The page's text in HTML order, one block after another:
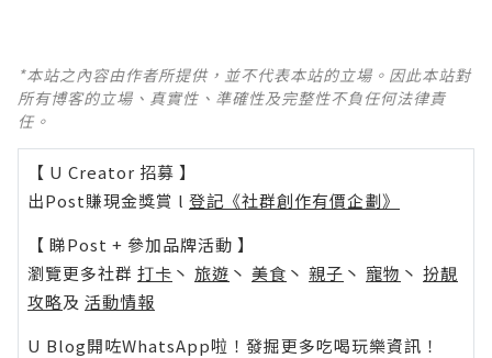
*本站之內容由作者所提供，並不代表本站的立場。因此本站對
所有博客的立場、真實性、準確性及完整性不負任何法律責
任。
【 U Creator 招募 】
出Post賺現金獎賞 l 登記《社群創作有價企劃》
【 睇Post + 參加品牌活動 】
瀏覽更多社群 打卡 丶 旅遊 丶 美食 丶 親子 丶 寵物 丶 扮靚
攻略及 活動情報
U Blog開咗WhatsApp啦！發掘更多吃喝玩樂資訊！